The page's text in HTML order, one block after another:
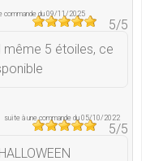
commande du 09/11/2025
5/5
même 5 étoiles, ce
suite à une commande du 05/10/2022
5/5